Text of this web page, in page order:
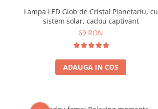
Lampa LED Glob de Cristal Planetariu, cu
sistem solar, cadou captivant
69 RON
ADAUGA IN COS